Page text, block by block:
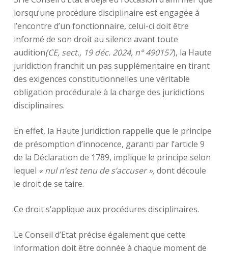
lorsqu’une procédure disciplinaire est engagée à
l’encontre d’un fonctionnaire, celui-ci doit être
informé de son droit au silence avant toute
audition(CE, sect., 19 déc. 2024, n° 490157), la Haute
juridiction franchit un pas supplémentaire en tirant
des exigences constitutionnelles une véritable
obligation procédurale à la charge des juridictions
disciplinaires.
En effet, la Haute Juridiction rappelle que le principe
de présomption d’innocence, garanti par l’article 9
de la Déclaration de 1789, implique le principe selon
lequel « nul n’est tenu de s’accuser »,dont découle
le droit de se taire.
Ce droit s’applique aux procédures disciplinaires.
Le Conseil d’Etat précise également que cette
information doit être donnée à chaque moment de